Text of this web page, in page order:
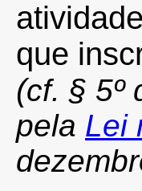
que
(cf. § 5º
pela Lei